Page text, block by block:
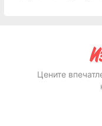
Цените